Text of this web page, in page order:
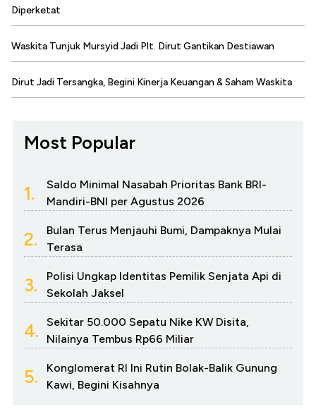
Diperketat
Waskita Tunjuk Mursyid Jadi Plt. Dirut Gantikan Destiawan
Dirut Jadi Tersangka, Begini Kinerja Keuangan & Saham Waskita
Most Popular
1.
Saldo Minimal Nasabah Prioritas Bank BRI-
Mandiri-BNI per Agustus 2026
2.
Bulan Terus Menjauhi Bumi, Dampaknya Mulai
Terasa
3.
Polisi Ungkap Identitas Pemilik Senjata Api di
Sekolah Jaksel
4.
Sekitar 50.000 Sepatu Nike KW Disita,
Nilainya Tembus Rp66 Miliar
5.
Konglomerat RI Ini Rutin Bolak-Balik Gunung
Kawi, Begini Kisahnya